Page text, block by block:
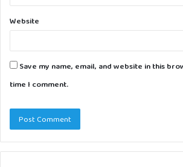
Website
Save my name, email, and website in this
time I comment.